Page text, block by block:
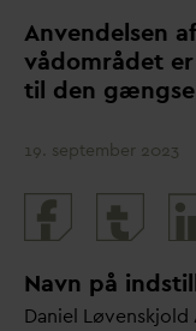
Anvendelsen
vådområdet
til den
19. september 2023
Navn på
Daniel Løvenskjold